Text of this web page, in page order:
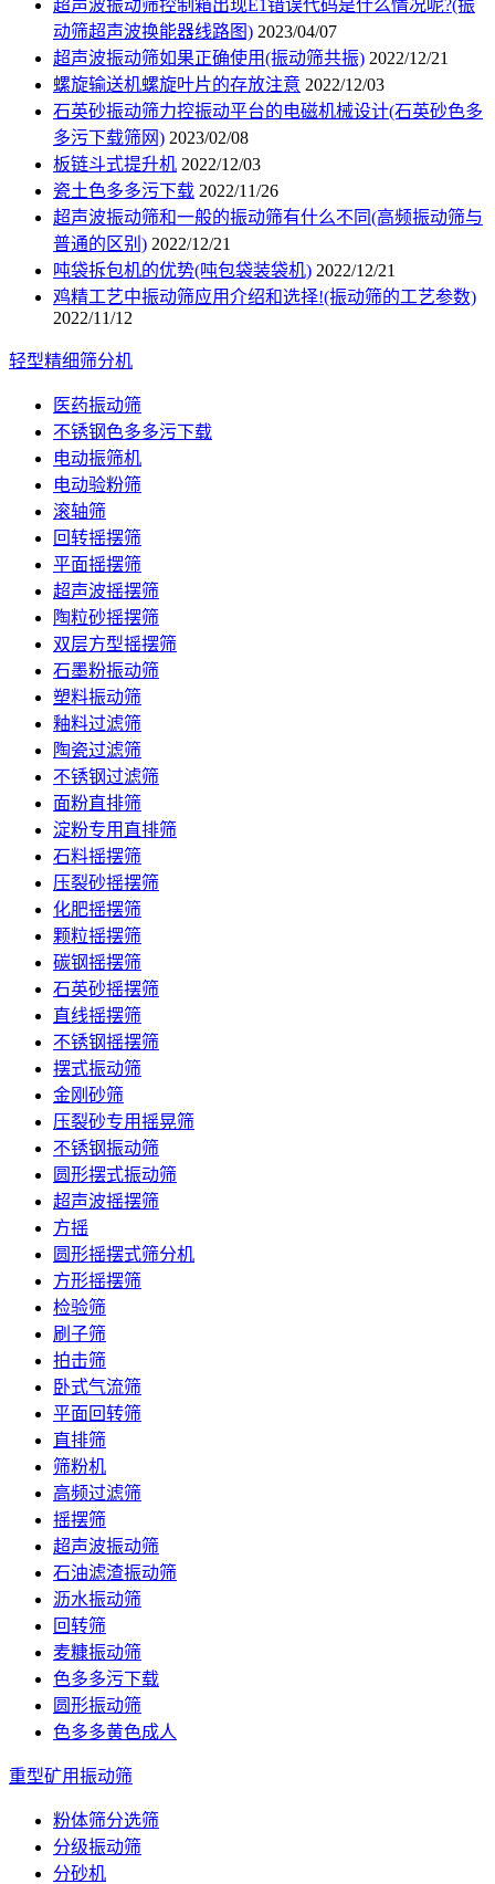
超声波振动筛控制箱出现E1错误代码是什么情况呢?(振
动筛超声波换能器线路图) 2023/04/07
超声波振动筛如果正确使用(振动筛共振) 2022/12/21
螺旋输送机螺旋叶片的存放注意 2022/12/03
石英砂振动筛力控振动平台的电磁机械设计(石英砂色多
多污下载筛网) 2023/02/08
板链斗式提升机 2022/12/03
瓷土色多多污下载 2022/11/26
超声波振动筛和一般的振动筛有什么不同(高频振动筛与
普通的区别) 2022/12/21
吨袋拆包机的优势(吨包袋装袋机) 2022/12/21
鸡精工艺中振动筛应用介绍和选择!(振动筛的工艺参数)
2022/11/12
轻型精细筛分机
医药振动筛
不锈钢色多多污下载
电动振筛机
电动验粉筛
滚轴筛
回转摇摆筛
平面摇摆筛
超声波摇摆筛
陶粒砂摇摆筛
双层方型摇摆筛
石墨粉振动筛
塑料振动筛
釉料过滤筛
陶瓷过滤筛
不锈钢过滤筛
面粉直排筛
淀粉专用直排筛
石料摇摆筛
压裂砂摇摆筛
化肥摇摆筛
颗粒摇摆筛
碳钢摇摆筛
石英砂摇摆筛
直线摇摆筛
不锈钢摇摆筛
摆式振动筛
金刚砂筛
压裂砂专用摇晃筛
不锈钢振动筛
圆形摆式振动筛
超声波摇摆筛
方摇
圆形摇摆式筛分机
方形摇摆筛
检验筛
刷子筛
拍击筛
卧式气流筛
平面回转筛
直排筛
筛粉机
高频过滤筛
摇摆筛
超声波振动筛
石油滤渣振动筛
沥水振动筛
回转筛
麦糠振动筛
色多多污下载
圆形振动筛
色多多黄色成人
重型矿用振动筛
粉体筛分选筛
分级振动筛
分砂机